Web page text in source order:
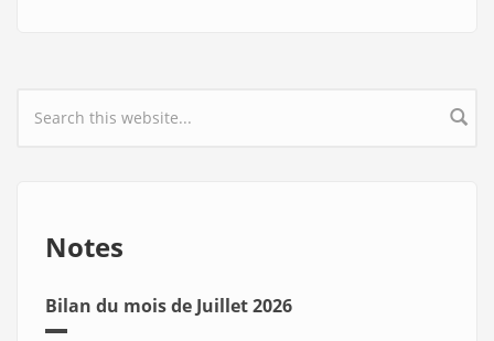
Search form
Notes
Bilan du mois de Juillet 2026